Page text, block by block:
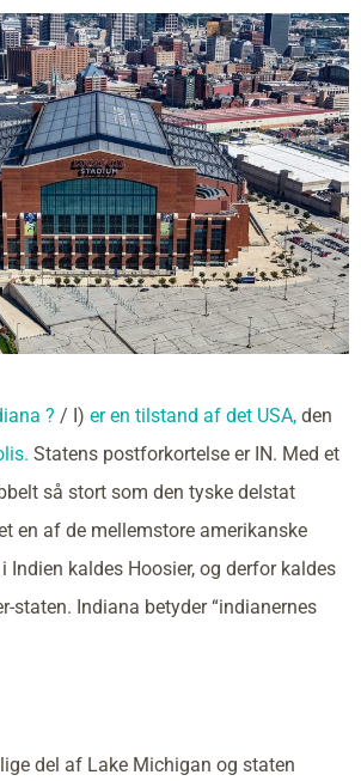
? / I) er en tilstand af det USA, den
Statens postforkortelse er IN. Med et
så stort som den tyske delstat
en af de mellemstore amerikanske
Indien kaldes Hoosier, og derfor kaldes
staten. Indiana betyder “indianernes
del af Lake Michigan og staten